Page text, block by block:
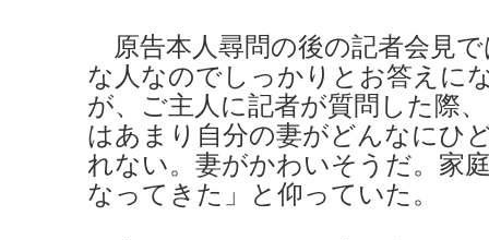
原告本人尋問の後の記者会見
な人なのでしっかりとお答えに
が、ご主人に記者が質問した際
はあまり自分の妻がどんなにひ
れない。妻がかわいそうだ。家
なってきた」と仰っていた。